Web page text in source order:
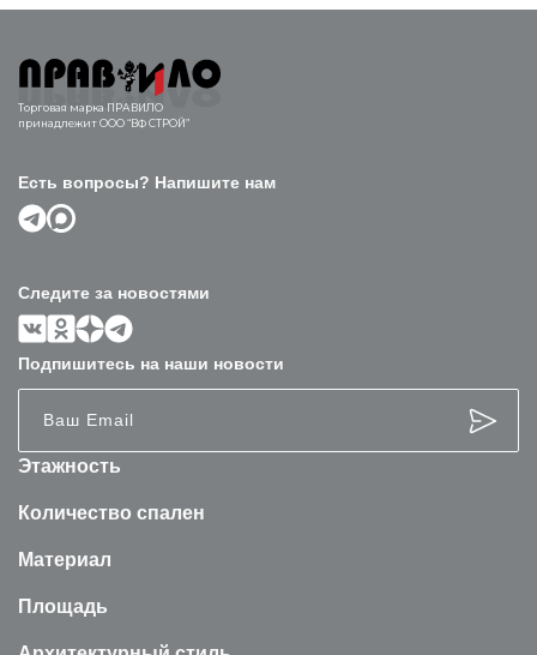
Торговая марка ПРАВИЛО
принадлежит ООО “ВФ СТРОЙ”
Есть вопросы? Напишите нам
Следите за новостями
Подпишитесь на наши новости
Этажность
Количество спален
Материал
Площадь